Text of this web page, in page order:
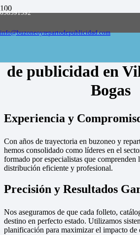
658591592
info@buzoneoyrepartodepublicidad.com
Empresa de buzoneo y reparto de publicidad
de publicidad en
Bogas
Experiencia y
Con años de trayectoria en buzoneo y
hemos consolidado como líderes en el
formado por especialistas que comprenden
distribución eficiente y profesional.
Precisión y Resultados
Nos aseguramos de que cada folleto,
destino en perfecto estado. Utilizamos
planificación para maximizar el impacto de